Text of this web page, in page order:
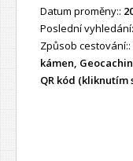
Datum proměny::
Poslední vyhledání:
Způsob cestování::
kámen,
QR kód (kliknutím